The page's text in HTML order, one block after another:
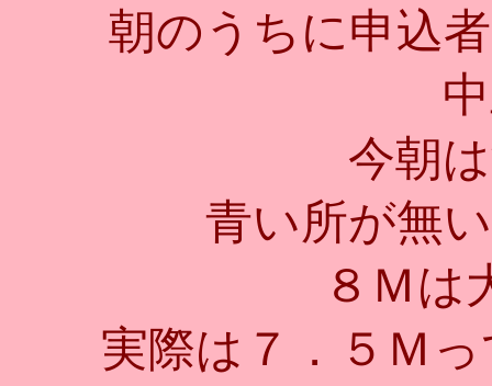
朝のうちに申込
今朝
青い所が無
８Ｍは
実際は７．５Ｍ